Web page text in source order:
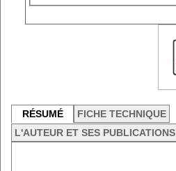
RÉSUMÉ
FICHE TECHNIQUE
L'AUTEUR ET SES PUBLICATIONS